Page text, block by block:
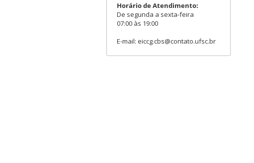
Horário de Atendimento:
De segunda a sexta-feira
07:00 às 19:00
E-mail: eiccg.cbs@contato.ufsc.br